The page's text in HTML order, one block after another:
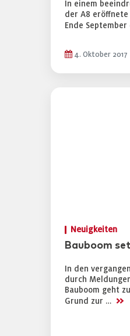
In einem
der A8
Ende
4. Oktober 2017
Neuigkeiten
Bauboom
In den
durch
Bauboom geht
Grund zur … >>